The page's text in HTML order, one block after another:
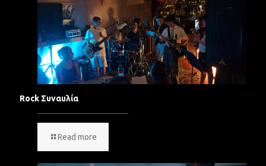
Rock Συναυλία
Read more